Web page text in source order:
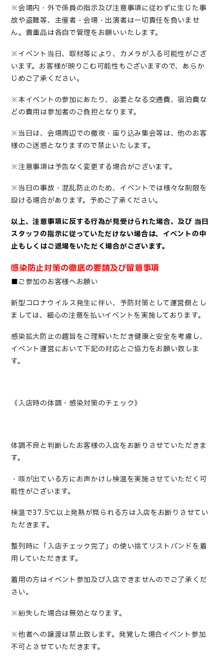
※会場内・外で係員の指示及び注意事項に従わずに生じた事
故や盗難等、主催者・会場・出演者は一切責任を負いませ
ん。貴重品は各自で管理をお願いいたします。
※イベント当日、取材等により、カメラが入る可能性がござ
います。お客様が映りこむ可能性もございますので、あらか
じめご了承ください。
※本イベントの参加にあたり、必要となる交通費、宿泊費な
どの費用は参加者のご負担となります。
※当日は、会場周辺での徹夜・座り込み集会等は、他のお客
様のご迷惑となりますので禁止いたします。
※注意事項は予告なく変更する場合がございます。
※当日の事故・混乱防止のため、イベントでは様々な制限を
設ける場合があります。予めご了承ください。
以上、注意事項に反する行為が見受けられた場合、及び 当日
スタッフの指示に従っていただけない場合は、イベントの中
止もしくはご退場をいただく場合がございます。
感染防止対策の徹底の要請及び留意事項
■ご参加のお客様へお願い
新型コロナウイルス発生に伴い、予防対策として運営側とし
ましては、細心の注意を払いイベントを実施しております。
感染拡大防止の趣旨をご理解いただき健康と安全を考慮し、
イベント運営において下記の対応とご協力をお願い致しま
す。
《入店時の体調・感染対策のチェック》
体調不良と判断したお客様の入店をお断りさせていただきま
す。
・咳が出ている方にお声かけし検温を実施させていただく可
能性がございます。
検温で37.5℃以上発熱が見られる方は入店をお断りさせてい
ただきます。
整列時に「入店チェック完了」の使い捨てリストバンドを着
用していただきます。
着用の方はイベント参加及び入店できませんのでご了承くだ
さい。
※紛失した場合は無効となります。
※他者への譲渡は禁止致します。発覚した場合イベント参加
不可とさせていただきます。